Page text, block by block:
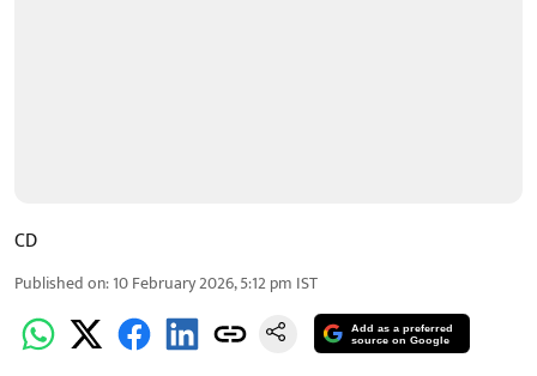
CD
Published on:10 February 2026, 5:12 pm IST
Add as a preferred
source on Google